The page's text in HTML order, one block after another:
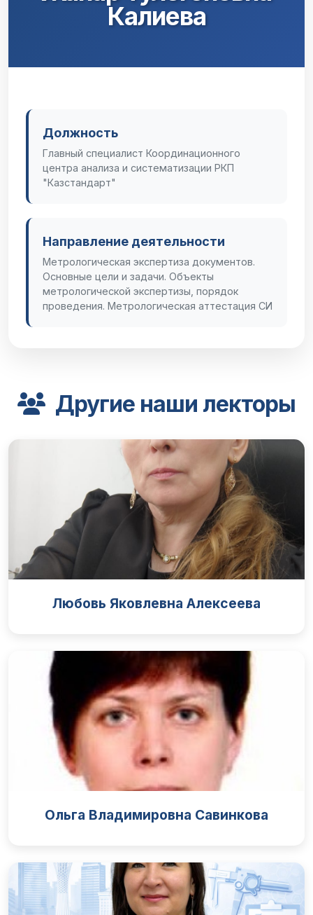
Калиева
Должность
Главный специалист Координационного
центра анализа и систематизации РКП
"Казстандарт"
Направление деятельности
Метрологическая экспертиза документов.
Основные цели и задачи. Объекты
метрологической экспертизы, порядок
проведения. Метрологическая аттестация СИ
Другие наши лекторы
Любовь Яковлевна Алексеева
Ольга Владимировна Савинкова